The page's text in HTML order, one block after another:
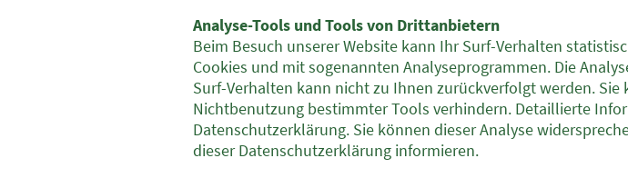
Analyse-Tools und Tools von Drittanbietern
Beim Besuch unserer Website kann Ihr Surf-Verhalten
Cookies und mit sogenannten Analyseprogrammen. Die
Surf-Verhalten kann nicht zu Ihnen zurückverfolgt werden.
Nichtbenutzung bestimmter Tools verhindern. Detaillierte
Datenschutzerklärung. Sie können dieser Analyse
dieser Datenschutzerklärung informieren.